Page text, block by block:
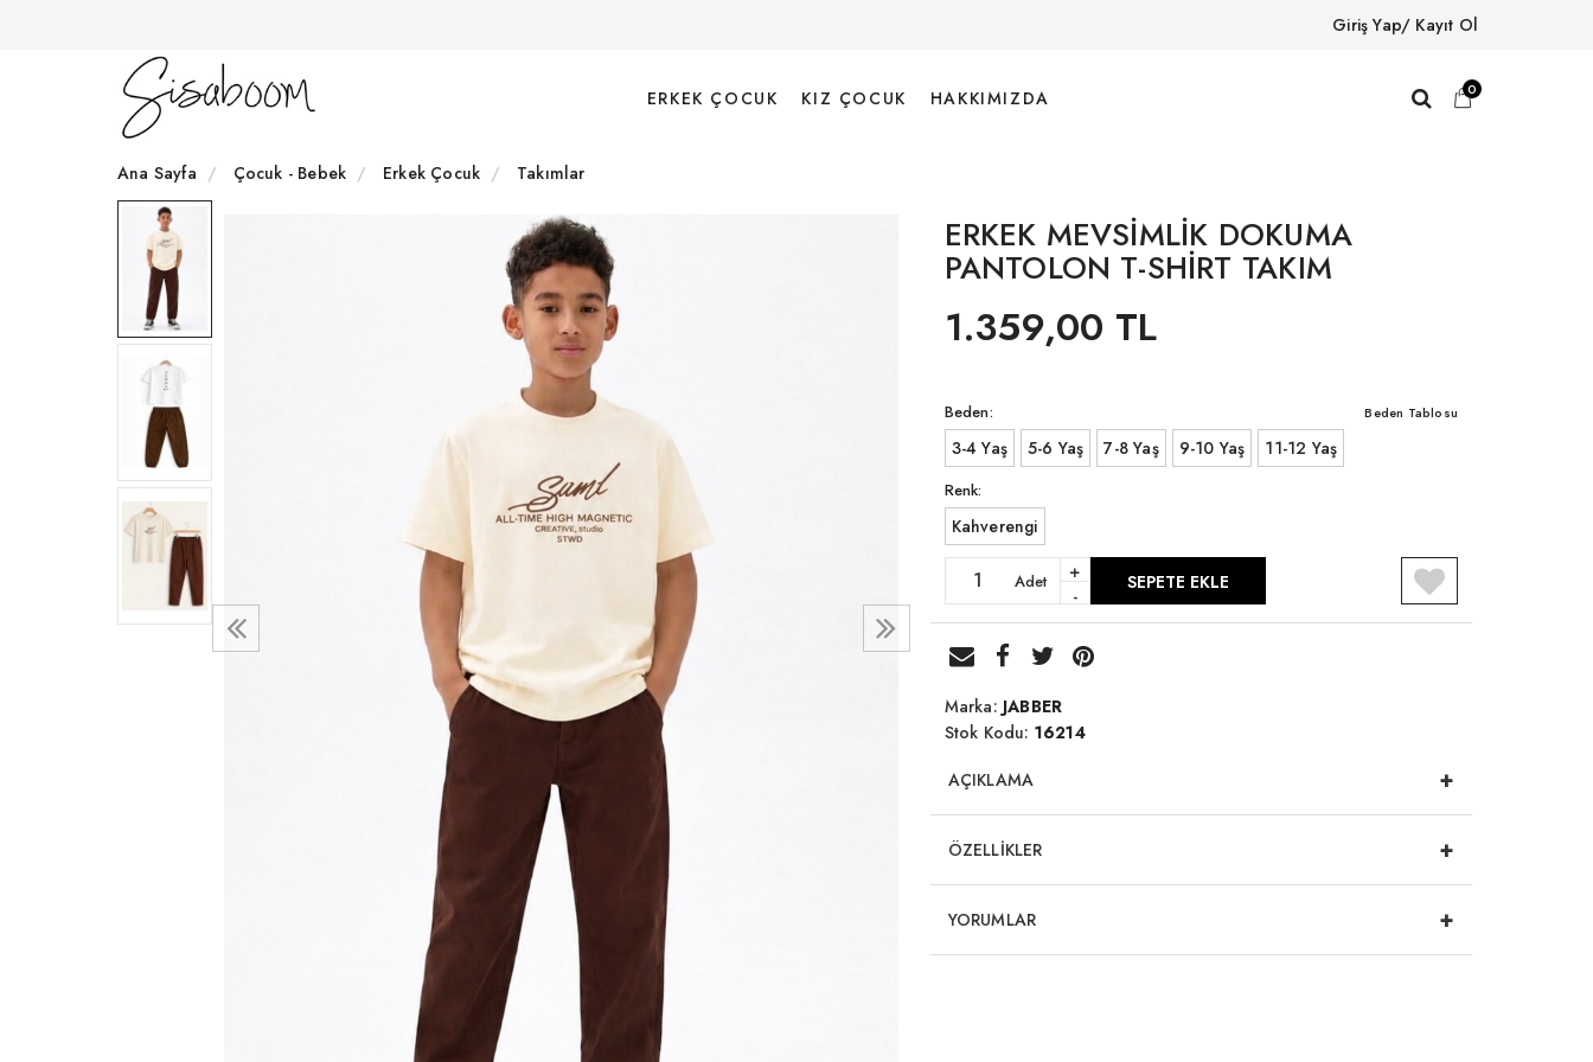
Giriş Yap/ Kayıt Ol
ERKEK ÇOCUK KIZ ÇOCUK HAKKIMIZDA 0
Ana Sayfa Çocuk - Bebek Erkek Çocuk Takımlar
ERKEK MEVSİMLİK DOKUMA
PANTOLON T-SHİRT TAKIM
1.359,00 TL
Beden: Beden Tablosu
3-4 Yaş 5-6 Yaş 7-8 Yaş 9-10 Yaş 11-12 Yaş
Renk:
Kahverengi
Adet
+
-
SEPETE EKLE
Marka: JABBER
Stok Kodu: 16214
AÇIKLAMA
+
ÖZELLİKLER +
YORUMLAR +